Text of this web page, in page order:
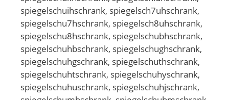
spiegelschuihschrank, spiegelsch7uhschrank,
spiegelschu7hschrank, spiegelsch8uhschrank,
spiegelschu8hschrank, spiegelschubhschrank,
spiegelschuhbschrank, spiegelschughschrank,
spiegelschuhgschrank, spiegelschuthschrank,
spiegelschuhtschrank, spiegelschuhyschrank,
spiegelschuhuschrank, spiegelschuhjschrank,